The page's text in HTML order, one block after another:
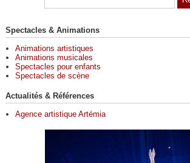
Spectacles & Animations
Animations artistiques
Animations musicales
Spectacles pour enfants
Spectacles de scène
Actualités & Références
Agence artistique Artémia